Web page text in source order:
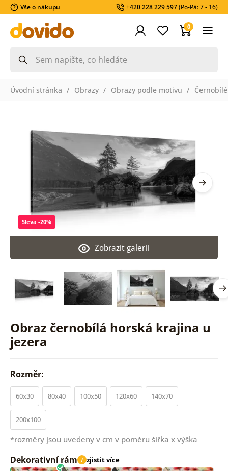
Vše o nákupu +420 228 229 597(Po-Pá: 7 - 16)
0
Úvodní stránka Obrazy Obrazy podle motivu
Obraz černobílá horská krajina u
jezera
Zobrazit galerii
Sleva -20%
Rozměr:
60x30 80x40 100x50 120x60 140x70
200x100
*rozměry jsou uvedeny v cm v poměru šířka x výška
Dekorativní rám i zjistit více